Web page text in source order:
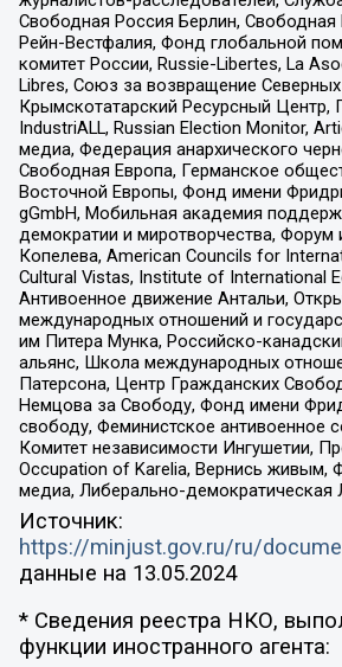
Свободная Россия Берлин,
Рейн-Вестфалия, Фонд глобальной
комитет России, Russie-Libertes, La
Libres, Союз за возвращение Северных
Крымскотатарский Ресурсный Центр,
IndustriALL, Russian Election Monitor,
медиа, Федерация анархического
Свободная Европа, Германское
Восточной Европы, Фонд имени
gGmbH, Мобильная академия
демократии и миротворчества, Форум
Копелева, American Councils for
Cultural Vistas, Institute of International
Антивоенное движение Антальи,
международных отношений и
им Питера Мунка, Российско-
альянс, Школа международных
Патерсона, Центр Гражданских
Немцова за Свободу, Фонд имени
свободу, Феминистское антивоенное
Комитет независимости Ингушетии,
Occupation of Karelia, Вернись живым,
медиа, Либерально-демократическая
Источник:
https://minjust.gov.ru/ru/
данные на 13.05.2024
* Сведения реестра НКО,
функции иностранного агента: